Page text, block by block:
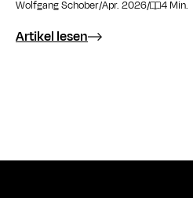
Wolfgang Schober/Apr. 2026/ 4 Min.
Artikel lesen